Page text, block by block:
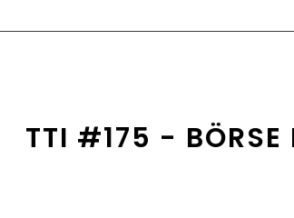
TTI #175 - BÖRSE